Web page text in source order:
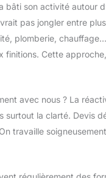
bâti son activité autour
pas jongler entre
plomberie,
finitions. Cette
avec nous ? La
surtout la clarté. Devis
travaille